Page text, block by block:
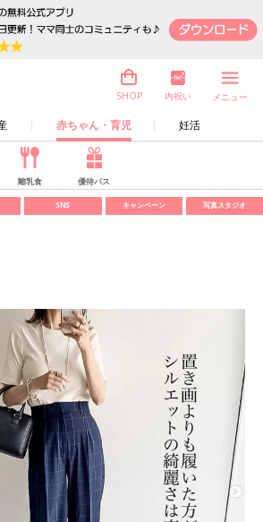
赤ちゃん・育児 妊活
SHOP 内祝い メニュー
離乳食 優待パス
SNS キャンペーン 写真スタジオ